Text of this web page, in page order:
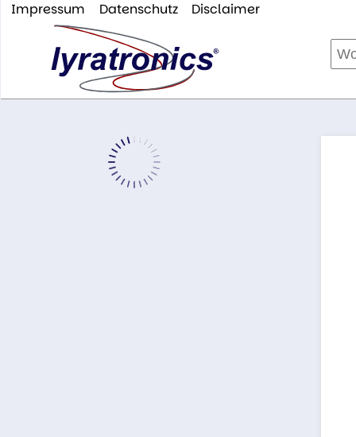
Impressum Datenschutz Disclaimer